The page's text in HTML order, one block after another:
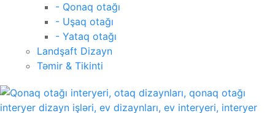
- Qonaq otağı
- Uşaq otağı
- Yataq otağı
Landşaft Dizayn
Təmir & Tikinti